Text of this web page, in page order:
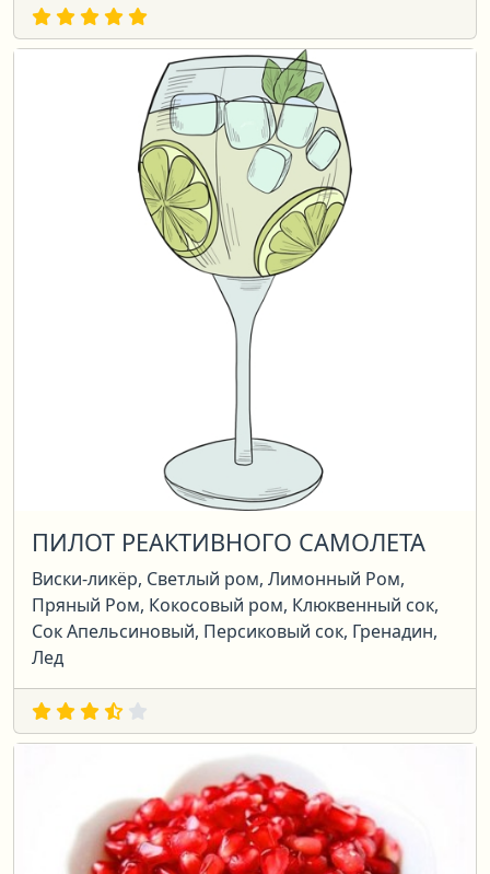
ПИЛОТ РЕАКТИВНОГО САМОЛЕТА
Виски-ликёр, Светлый ром, Лимонный Ром,
Пряный Ром, Кокосовый ром, Клюквенный сок,
Сок Апельсиновый, Персиковый сок, Гренадин,
Лед